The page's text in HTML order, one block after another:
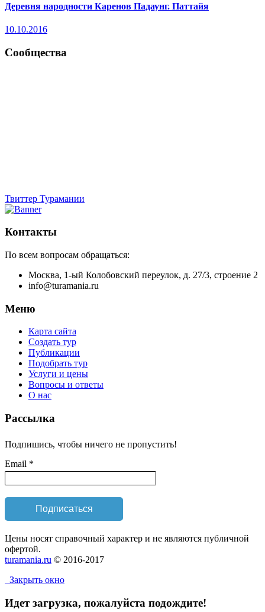
Деревня народности Каренов Падаунг. Паттайя
10.10.2016
Сообщества
Твиттер Турамании
Контакты
По всем вопросам обращаться:
Москва, 1-ый Колобовский переулок, д. 27/3, строение 2
info@turamania.ru
Меню
Карта сайта
Создать тур
Публикации
Подобрать тур
Услуги и цены
Вопросы и ответы
О нас
Рассылка
Подпишись, чтобы ничего не пропустить!
Email *
Цены носят справочный характер и не являются публичной
офертой.
turamania.ru © 2016-2017
Закрыть окно
Идет загрузка, пожалуйста подождите!